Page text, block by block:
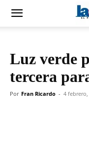
Luz verde
tercera
Por Fran Ricardo - 4 febrero,